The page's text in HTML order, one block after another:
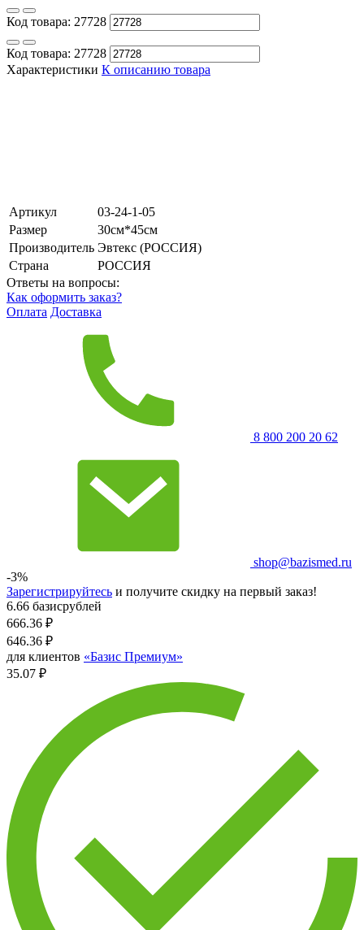
Код товара: 27728
Код товара: 27728
Характеристики К описанию товара
Артикул
03-24-1-05
Размер
30см*45см
Производитель Эвтекс (РОССИЯ)
Страна
РОССИЯ
Ответы на вопросы:
Как оформить заказ?
Оплата Доставка
8 800 200 20 62
shop@bazismed.ru
-3%
Зарегистрируйтесь и получите скидку на первый заказ!
6.66 базисрублей
666.36 ₽
646.36 ₽
для клиентов «Базис Премиум»
35.07 ₽